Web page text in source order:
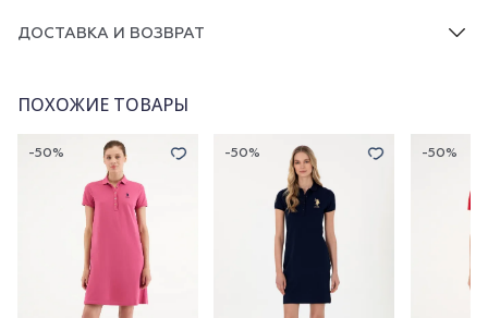
ДОСТАВКА И ВОЗВРАТ
ПОХОЖИЕ ТОВАРЫ
-50% -50% -50%